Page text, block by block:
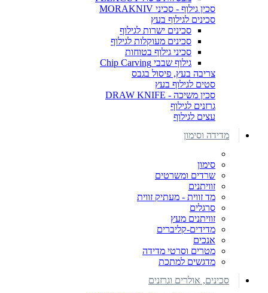
סכין גילוף - סכיני MORAKNIV
סכינים לגילוף בעץ
סכינים ישרות לגילוף
סכינים מעוקלות לגילוף
סכיני גילוף בטוחות
גילוף שבבי Chip Carving
צריבה בעץ, פיסול בגבס
סטים לגילוף בעץ
סכין משיכה - DRAW KNIFE
גרזנים לגילוף
עצים לגילוף
מדידה וסימון
סימון
שרדים ומשרטים
זוויתנים
מד זווית - מעתיק זווית
סרגלים
זוויתנים מעץ
מדידים-קליברים
אנכים
מטרים וסרטי מדידה
מדגשים למתכת
סכינים, אולרים וגרזנים